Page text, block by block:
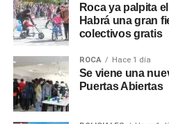
Roca ya palpita
Habrá una gran
colectivos gratis
ROCA Hace 1 día
Se viene una
Puertas Abiertas